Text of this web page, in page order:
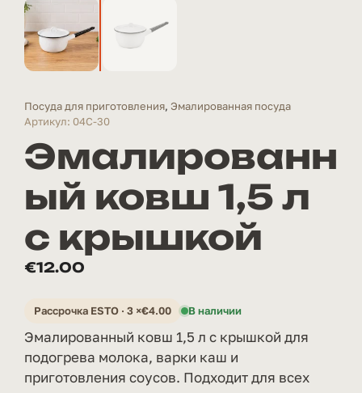
Посуда для приготовления, Эмалированная посуда
Артикул: 04C-30
Эмалированн
ый ковш 1,5 л
с крышкой
€12.00
Рассрочка ESTO · 3 ×€4.00 В наличии
Эмалированный ковш 1,5 л с крышкой для
подогрева молока, варки каш и
приготовления соусов. Подходит для всех